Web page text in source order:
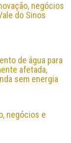
negócios
do Sinos
de água para
afetada,
sem energia
negócios e